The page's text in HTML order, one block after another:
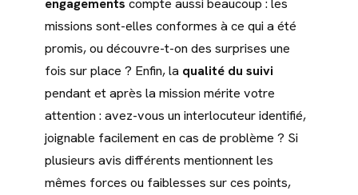
engagements compte aussi beaucoup : les
missions sont-elles conformes à ce qui a été
promis, ou découvre-t-on des surprises une
fois sur place ? Enfin, la qualité du suivi
pendant et après la mission mérite votre
attention : avez-vous un interlocuteur identifié,
joignable facilement en cas de problème ? Si
plusieurs avis différents mentionnent les
mêmes forces ou faiblesses sur ces points,